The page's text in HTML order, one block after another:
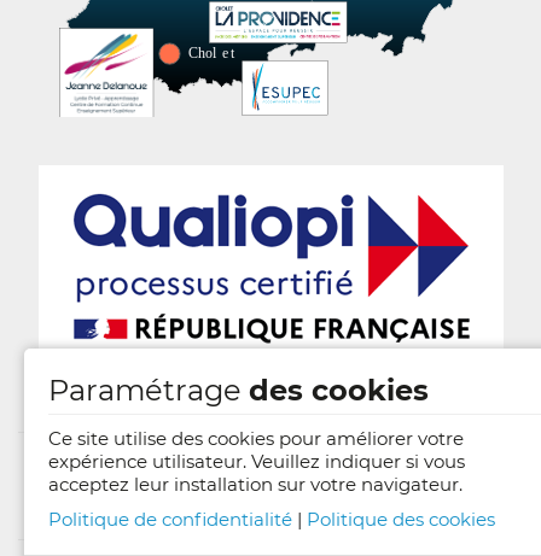
Paramétrage des cookies
Ce site utilise des cookies pour améliorer votre
expérience utilisateur. Veuillez indiquer si vous
acceptez leur installation sur votre navigateur.
Politique de confidentialité | Politique des cookies
Mentions légales